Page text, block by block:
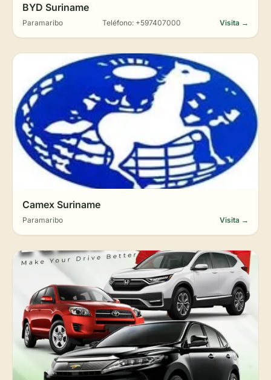
BYD Suriname
Paramaribo Teléfono: +597407000 Visita →
Camex Suriname
Paramaribo Visita →